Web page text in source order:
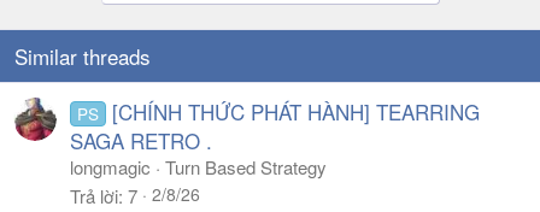
Similar threads
PS
[CHÍNH THỨC PHÁT HÀNH] TEARRING
SAGA RETRO .
longmagic
Turn Based Strategy
Trả lời 7 2/8/26